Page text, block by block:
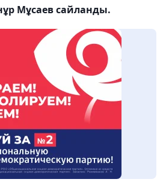
Мұсаев сайланды.